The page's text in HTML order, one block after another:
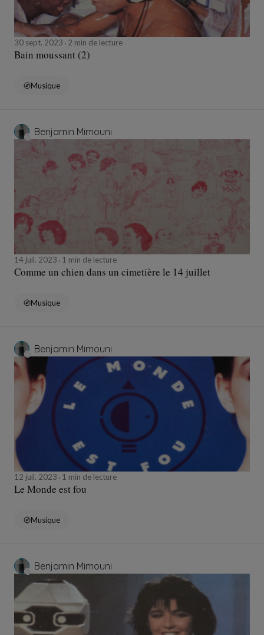
30 sept. 2023 2 min de lecture
Bain moussant (2)
Musique
Benjamin Mimouni
14 juil. 2023 1 min de lecture
Comme un chien dans un cimetière le 14 juillet
Musique
Benjamin Mimouni
12 juil. 2023 1 min de lecture
Le Monde est fou
Musique
Benjamin Mimouni